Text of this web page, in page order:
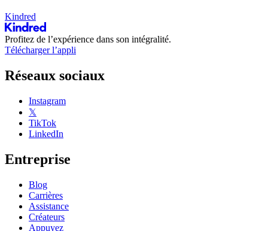
Kindred
Profitez de l’expérience dans son intégralité.
Télécharger l’appli
Réseaux sociaux
Instagram
𝕏
TikTok
LinkedIn
Entreprise
Blog
Carrières
Assistance
Créateurs
Appuyez